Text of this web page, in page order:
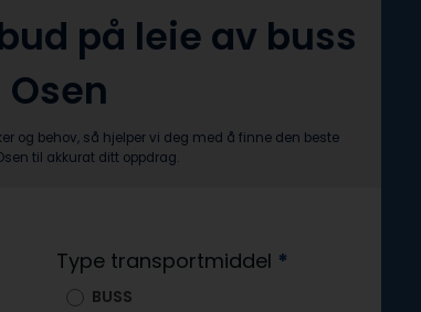
på leie av buss
Osen
og behov, så hjelper vi deg med å finne den beste
til akkurat ditt oppdrag.
Type transportmiddel *
BUSS